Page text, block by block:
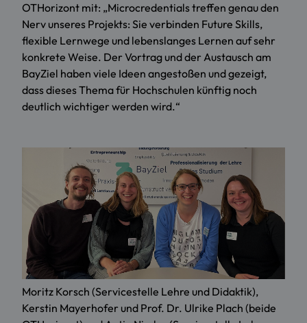
OTHorizont mit: „Microcredentials treffen genau den
Nerv unseres Projekts: Sie verbinden Future Skills,
flexible Lernwege und lebenslanges Lernen auf sehr
konkrete Weise. Der Vortrag und der Austausch am
BayZiel haben viele Ideen angestoßen und gezeigt,
dass dieses Thema für Hochschulen künftig noch
deutlich wichtiger werden wird.“
Moritz Korsch (Servicestelle Lehre und Didaktik),
Kerstin Mayerhofer und Prof. Dr. Ulrike Plach (beide